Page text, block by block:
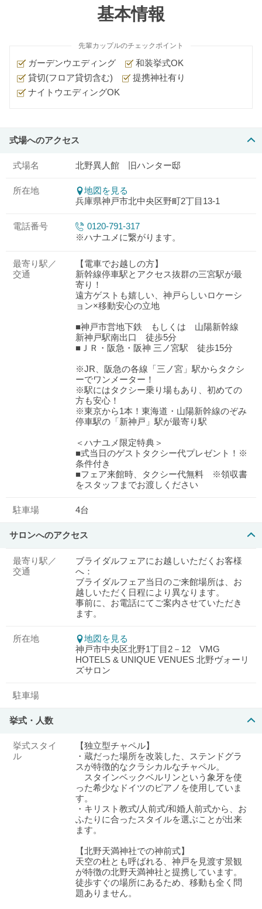
基本情報
先輩カップルのチェックポイント
ガーデンウエディング
和装挙式OK
貸切(フロア貸切含む)
提携神社有り
ナイトウエディングOK
式場へのアクセス
式場名 北野異人館 旧ハンター邸
所在地
地図を見る
兵庫県神戸市北中央区野町2丁目13-1
電話番号
0120-791-317
※ハナユメに繋がります。
最寄り駅／
交通
【電車でお越しの方】
新幹線停車駅とアクセス抜群の三宮駅が最
寄り！
遠方ゲストも嬉しい、神戸らしいロケーシ
ョン×移動安心の立地
■神戸市営地下鉄 もしくは 山陽新幹線
新神戸駅南出口 徒歩5分
■ＪＲ・阪急・阪神 三ノ宮駅 徒歩15分
※JR、阪急の各線「三ノ宮」駅からタクシ
ーでワンメーター！
※駅にはタクシー乗り場もあり、初めての
方も安心！
※東京から1本！東海道・山陽新幹線のぞみ
停車駅の「新神戸」駅が最寄り駅
＜ハナユメ限定特典＞
■式当日のゲストタクシー代プレゼント！※
条件付き
■フェア来館時、タクシー代無料 ※領収書
をスタッフまでお渡しください
駐車場 4台
サロンへのアクセス
最寄り駅／
交通
ブライダルフェアにお越しいただくお客様
へ：
ブライダルフェア当日のご来館場所は、お
越しいただく日程により異なります。
事前に、お電話にてご案内させていただき
ます。
所在地
地図を見る
神戸市中央区北野1丁目2－12 VMG
HOTELS & UNIQUE VENUES 北野ヴォーリ
ズサロン
駐車場
挙式・人数
挙式スタイ
ル
【独立型チャペル】
・蔵だった場所を改装した、ステンドグラ
スが特徴的なクラシカルなチャペル。
スタインベックベルリンという象牙を使
った希少なドイツのピアノを使用していま
す。
・キリスト教式/人前式/和婚人前式から、お
ふたりに合ったスタイルを選ぶことが出来
ます。
【北野天満神社での神前式】
天空の杜とも呼ばれる、神戸を見渡す景観
が特徴の北野天満神社と提携しています。
徒歩すぐの場所にあるため、移動も全く問
題ありません。